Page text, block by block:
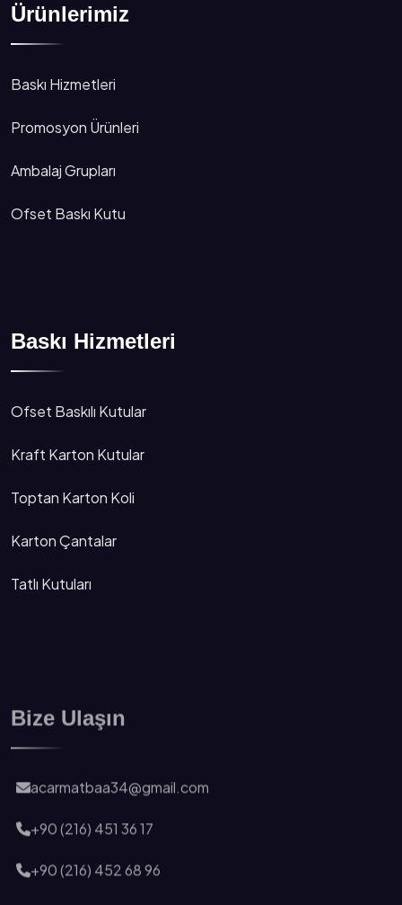
Ürünlerimiz
Baskı Hizmetleri
Promosyon Ürünleri
Ambalaj Grupları
Ofset Baskı Kutu
Baskı Hizmetleri
Ofset Baskılı Kutular
Kraft Karton Kutular
Toptan Karton Koli
Karton Çantalar
Tatlı Kutuları
Bize Ulaşın
acarmatbaa34@gmail.com
+90 (216) 451 36 17
+90 (216) 452 68 96